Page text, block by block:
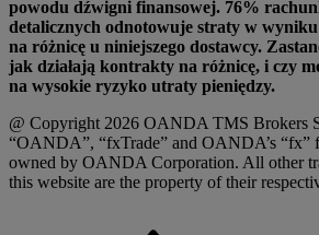
powodu dźwigni finansowej. 76%
detalicznych odnotowuje straty w
na różnicę u niniejszego dostawcy.
jak działają kontrakty na różnicę, i czy
na wysokie ryzyko utraty pieniędzy.
@ Copyright 2026 OANDA TMS Brokers
“OANDA”, “fxTrade” and OANDA’s “fx”
owned by OANDA Corporation. All other
this website are the property of their